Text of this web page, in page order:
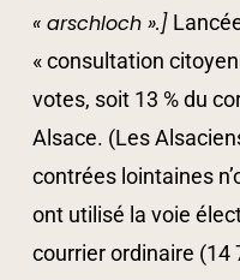
« arschloch ».]
« consultation
votes, soit 13 % du
Alsace. (Les
contrées lointaines
ont utilisé la voie
courrier ordinaire (14